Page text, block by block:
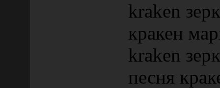
kraken
кракен
kraken
песня